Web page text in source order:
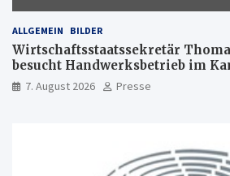
ALLGEMEIN BILDER
Wirtschaftsstaatssekretär
besucht Handwerksbetrieb im
Freiburg
7. August 2026 Presse